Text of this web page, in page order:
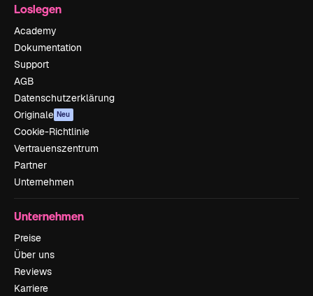
Loslegen
Academy
Dokumentation
Support
AGB
Datenschutzerklärung
Originale Neu
Cookie-Richtlinie
Vertrauenszentrum
Partner
Unternehmen
Unternehmen
Preise
Über uns
Reviews
Karriere